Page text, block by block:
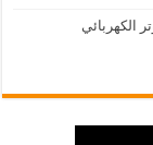
الكهربائي